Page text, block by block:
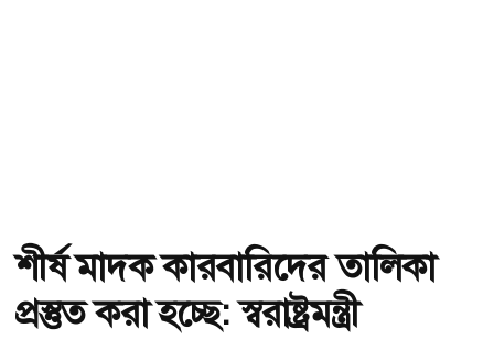
শীর্ষ মাদক কারবারিদের তালিকা
প্রস্তুত করা হচ্ছে: স্বরাষ্ট্রমন্ত্রী